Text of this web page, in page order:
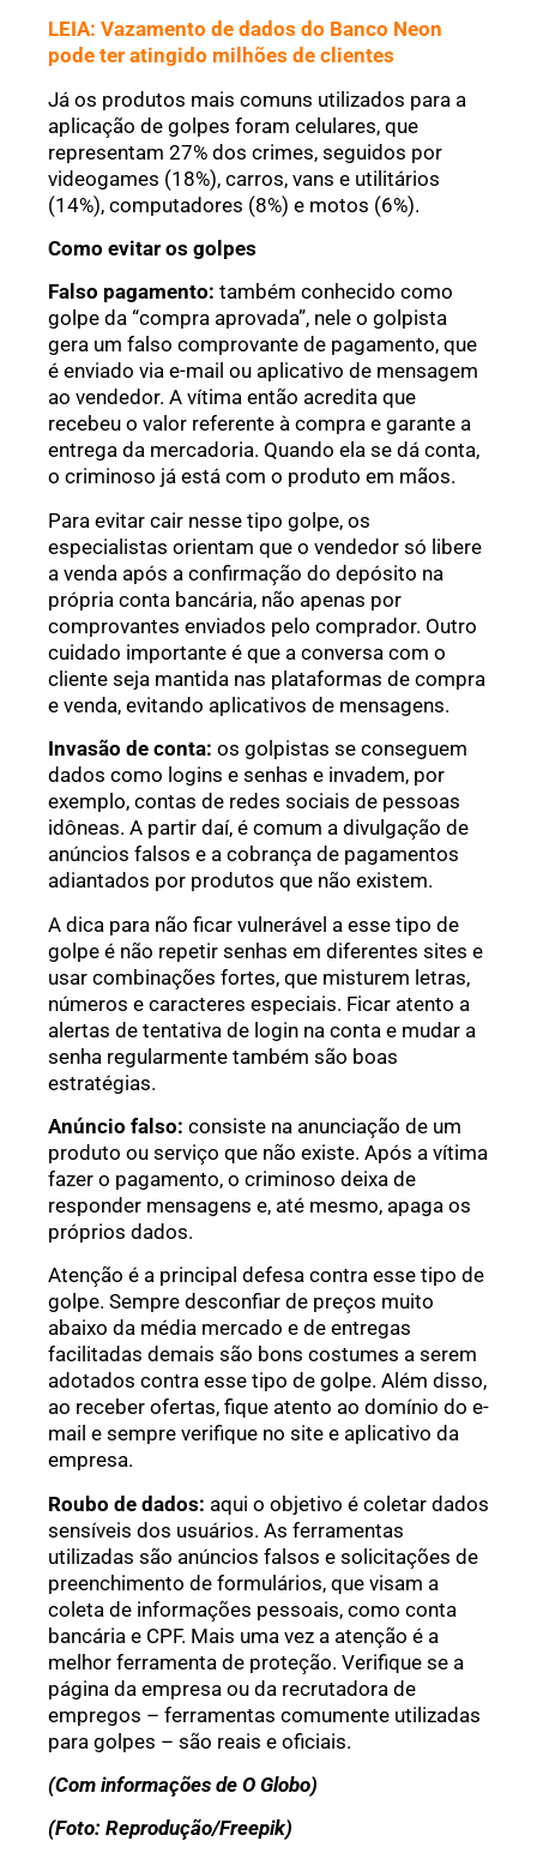
LEIA: Vazamento de dados do Banco Neon
pode ter atingido milhões de clientes
Já os produtos mais comuns utilizados para a
aplicação de golpes foram celulares, que
representam 27% dos crimes, seguidos por
videogames (18%), carros, vans e utilitários
(14%), computadores (8%) e motos (6%).
Como evitar os golpes
Falso pagamento: também conhecido como
golpe da “compra aprovada”, nele o golpista
gera um falso comprovante de pagamento, que
é enviado via e-mail ou aplicativo de mensagem
ao vendedor. A vítima então acredita que
recebeu o valor referente à compra e garante a
entrega da mercadoria. Quando ela se dá conta,
o criminoso já está com o produto em mãos.
Para evitar cair nesse tipo golpe, os
especialistas orientam que o vendedor só libere
a venda após a confirmação do depósito na
própria conta bancária, não apenas por
comprovantes enviados pelo comprador. Outro
cuidado importante é que a conversa com o
cliente seja mantida nas plataformas de compra
e venda, evitando aplicativos de mensagens.
Invasão de conta: os golpistas se conseguem
dados como logins e senhas e invadem, por
exemplo, contas de redes sociais de pessoas
idôneas. A partir daí, é comum a divulgação de
anúncios falsos e a cobrança de pagamentos
adiantados por produtos que não existem.
A dica para não ficar vulnerável a esse tipo de
golpe é não repetir senhas em diferentes sites e
usar combinações fortes, que misturem letras,
números e caracteres especiais. Ficar atento a
alertas de tentativa de login na conta e mudar a
senha regularmente também são boas
estratégias.
Anúncio falso: consiste na anunciação de um
produto ou serviço que não existe. Após a vítima
fazer o pagamento, o criminoso deixa de
responder mensagens e, até mesmo, apaga os
próprios dados.
Atenção é a principal defesa contra esse tipo de
golpe. Sempre desconfiar de preços muito
abaixo da média mercado e de entregas
facilitadas demais são bons costumes a serem
adotados contra esse tipo de golpe. Além disso,
ao receber ofertas, fique atento ao domínio do e-
mail e sempre verifique no site e aplicativo da
empresa.
Roubo de dados: aqui o objetivo é coletar dados
sensíveis dos usuários. As ferramentas
utilizadas são anúncios falsos e solicitações de
preenchimento de formulários, que visam a
coleta de informações pessoais, como conta
bancária e CPF. Mais uma vez a atenção é a
melhor ferramenta de proteção. Verifique se a
página da empresa ou da recrutadora de
empregos – ferramentas comumente utilizadas
para golpes – são reais e oficiais.
(Com informações de O Globo)
(Foto: Reprodução/Freepik)